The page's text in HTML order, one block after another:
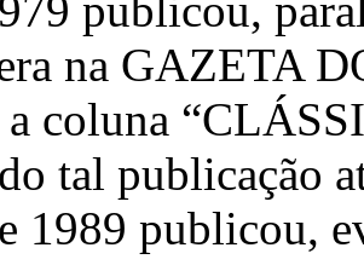
na GAZETA
a coluna
tal publicação
1989 publicou,